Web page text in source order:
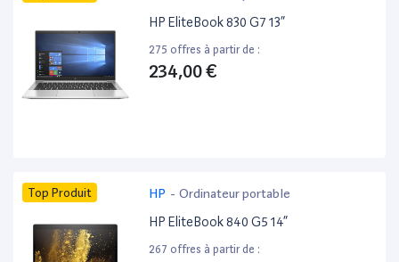
HP EliteBook 830 G7 13”
275 offres à partir de :
234,00 €
Top Produit HP - Ordinateur portable
HP EliteBook 840 G5 14”
267 offres à partir de :